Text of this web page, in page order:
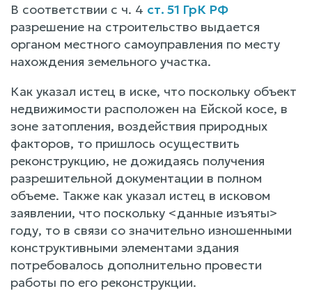
В соответствии с ч. 4 ст. 51 ГрК РФ
разрешение на строительство выдается
органом местного самоуправления по месту
нахождения земельного участка.
Как указал истец в иске, что поскольку объект
недвижимости расположен на Ейской косе, в
зоне затопления, воздействия природных
факторов, то пришлось осуществить
реконструкцию, не дожидаясь получения
разрешительной документации в полном
объеме. Также как указал истец в исковом
заявлении, что поскольку <данные изъяты>
году, то в связи со значительно изношенными
конструктивными элементами здания
потребовалось дополнительно провести
работы по его реконструкции.